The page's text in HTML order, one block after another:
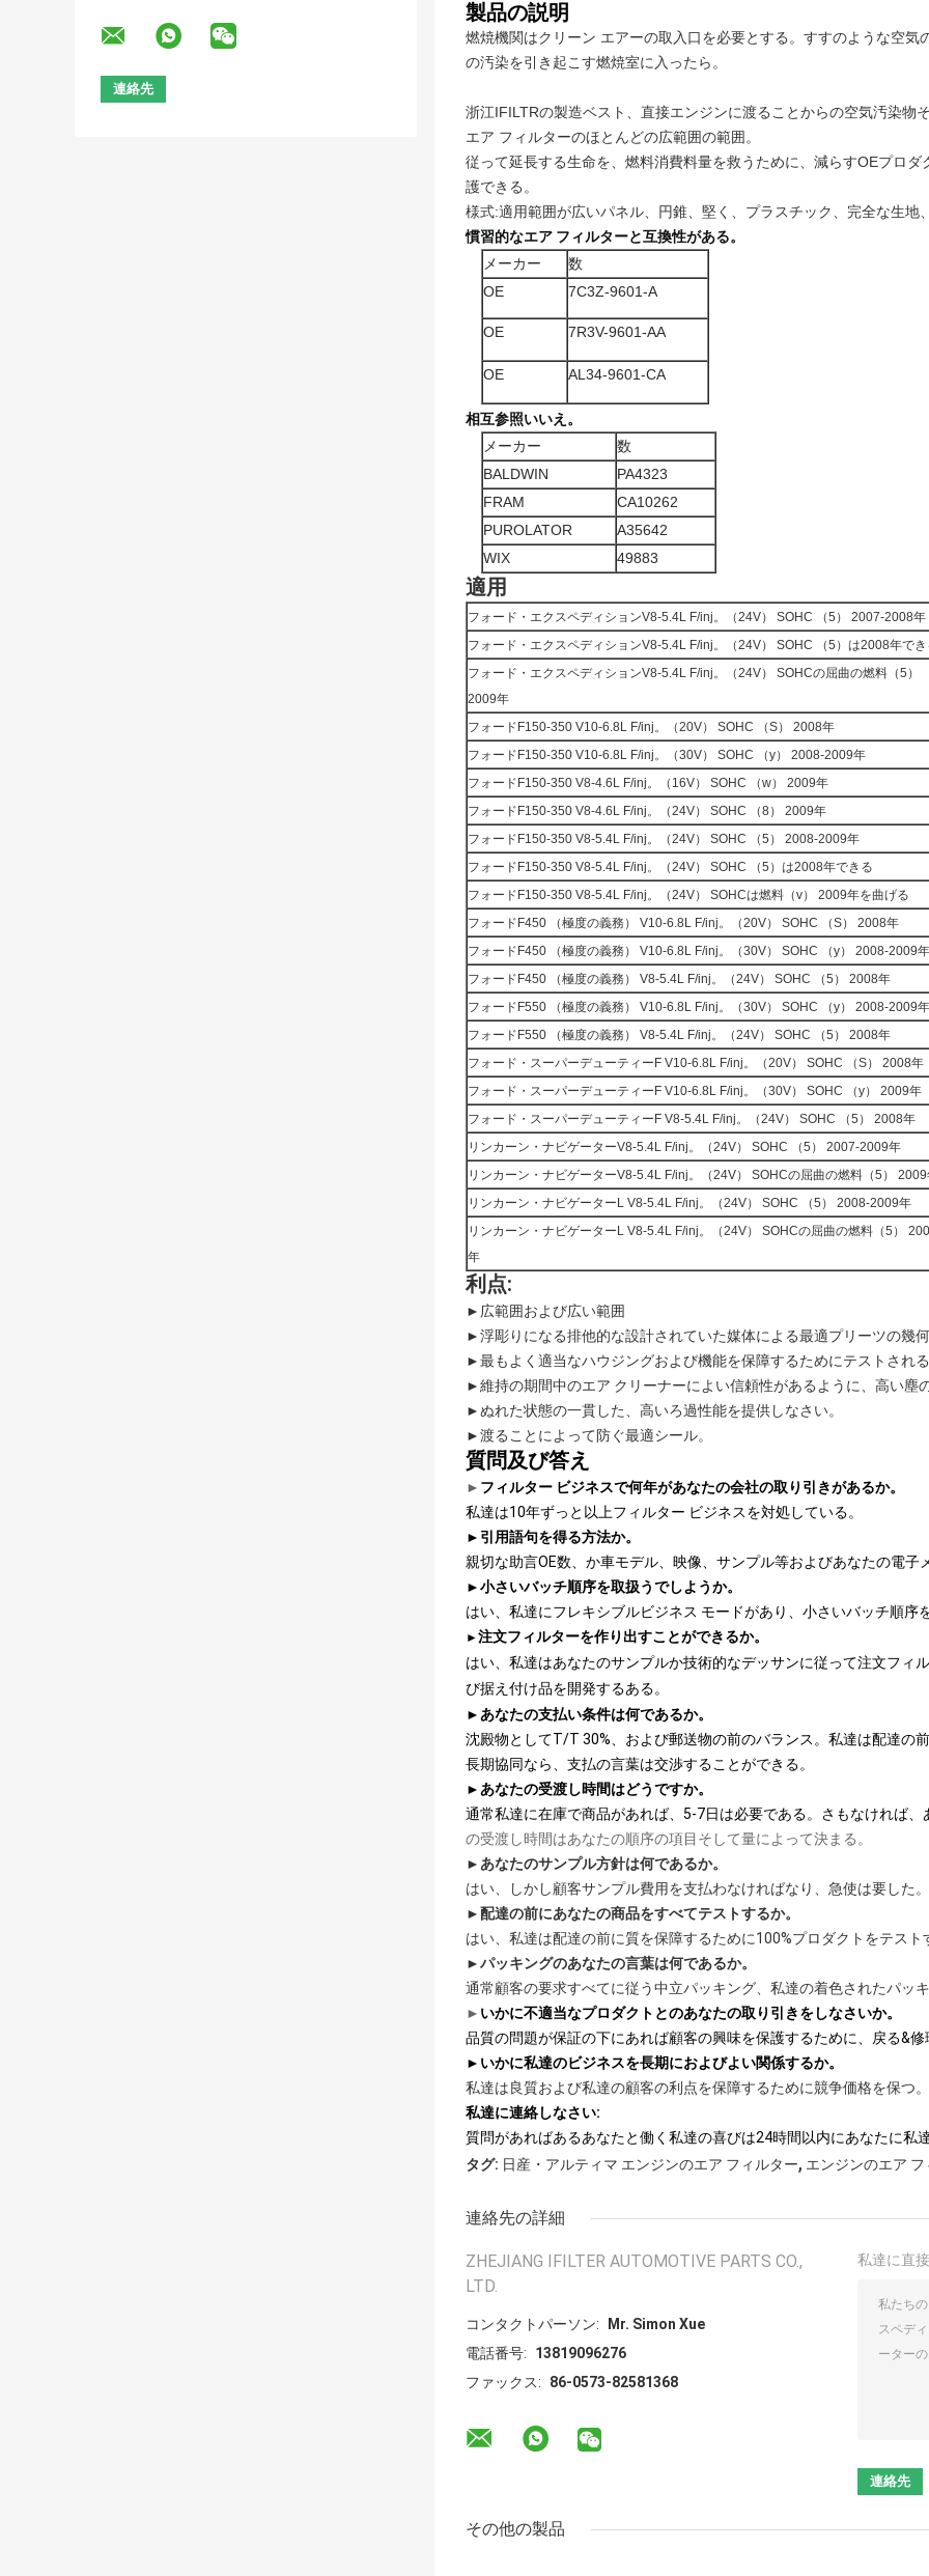
製品の説明
燃焼機関はクリーン エアーの取入口を必要とする。すすのような空
の汚染を引き起こす燃焼室に入ったら。
浙江IFILTRの製造ベスト、直接エンジンに渡ることからの空気汚染物
エア フィルターのほとんどの広範囲の範囲。
従って延長する生命を、燃料消費料量を救うために、減らすOEプロ
護できる。
様式:適用範囲が広いパネル、円錐、堅く、プラスチック、完全な生地
慣習的なエア フィルターと互換性がある。
メーカー
数
OE
7C3Z-9601-A
OE 7R3V-9601-AA
OE AL34-9601-CA
相互参照いいえ。
メーカー
数
BALDWIN
PA4323
FRAM
CA10262
PUROLATOR
A35642
WIX
49883
適用
フォード・エクスペディションV8-5.4L F/inj。（24V） SOHC （5） 2007-2008年
フォード・エクスペディションV8-5.4L F/inj。（24V） SOHC （5）は2008年で
フォード・エクスペディションV8-5.4L F/inj。（24V） SOHCの屈曲の燃料（5）
2009年
フォードF150-350 V10-6.8L F/inj。（20V） SOHC （S） 2008年
フォードF150-350 V10-6.8L F/inj。（30V） SOHC （y） 2008-2009年
フォードF150-350 V8-4.6L F/inj。（16V） SOHC （w） 2009年
フォードF150-350 V8-4.6L F/inj。（24V） SOHC （8） 2009年
フォードF150-350 V8-5.4L F/inj。（24V） SOHC （5） 2008-2009年
フォードF150-350 V8-5.4L F/inj。（24V） SOHC （5）は2008年できる
フォードF150-350 V8-5.4L F/inj。（24V） SOHCは燃料（v） 2009年を曲げる
フォードF450 （極度の義務） V10-6.8L F/inj。（20V） SOHC （S） 2008年
フォードF450 （極度の義務） V10-6.8L F/inj。（30V） SOHC （y） 2008-2009年
フォードF450 （極度の義務） V8-5.4L F/inj。（24V） SOHC （5） 2008年
フォードF550 （極度の義務） V10-6.8L F/inj。（30V） SOHC （y） 2008-2009年
フォードF550 （極度の義務） V8-5.4L F/inj。（24V） SOHC （5） 2008年
フォード・スーパーデューティーF V10-6.8L F/inj。（20V） SOHC （S） 2008年
フォード・スーパーデューティーF V10-6.8L F/inj。（30V） SOHC （y） 2009年
フォード・スーパーデューティーF V8-5.4L F/inj。（24V） SOHC （5） 2008年
リンカーン・ナビゲーターV8-5.4L F/inj。（24V） SOHC （5） 2007-2009年
リンカーン・ナビゲーターV8-5.4L F/inj。（24V） SOHCの屈曲の燃料（5）
リンカーン・ナビゲーターL V8-5.4L F/inj。（24V） SOHC （5） 2008-2009年
リンカーン・ナビゲーターL V8-5.4L F/inj。（24V） SOHCの屈曲の燃料（5）
年
利点:
► 広範囲および広い範囲
►浮彫りになる排他的な設計されていた媒体による最適プリーツの幾
►最もよく適当なハウジングおよび機能を保障するためにテストされ
►維持の期間中のエア クリーナーによい信頼性があるように、高い塵
►ぬれた状態の一貫した、高いろ過性能を提供しなさい。
►渡ることによって防ぐ最適シール。
質問及び答え
► フィルター ビジネスで何年があなたの会社の取り引きがあるか。
私達は10年ずっと以上フィルター ビジネスを対処している。
► 引用語句を得る方法か。
親切な助言OE数、か車モデル、映像、サンプル等およびあなたの電子
►小さいバッチ順序を取扱うでしようか。
はい、私達にフレキシブルビジネス モードがあり、小さいバッチ順序
►注文フィルターを作り出すことができるか。
はい、私達はあなたのサンプルか技術的なデッサンに従って注文フィ
び据え付け品を開発するある。
►あなたの支払い条件は何であるか。
沈殿物としてT/T 30%、および郵送物の前のバランス。私達は配達の
長期協同なら、支払の言葉は交渉することができる。
►あなたの受渡し時間はどうですか。
通常私達に在庫で商品があれば、5-7日は必要である。さもなければ
の受渡し時間はあなたの順序の項目そして量によって決まる。
►あなたのサンプル方針は何であるか。
はい、しかし顧客サンプル費用を支払わなければなり、急使は要した。
►配達の前にあなたの商品をすべてテストするか。
はい、私達は配達の前に質を保障するために100%プロダクトをテスト
►パッキングのあなたの言葉は何であるか。
通常顧客の要求すべてに従う中立パッキング、私達の着色されたパッ
► いかに不適当なプロダクトとのあなたの取り引きをしなさいか。
品質の問題が保証の下にあれば顧客の興味を保護するために、戻る&
► いかに私達のビジネスを長期におよびよい関係するか。
私達は良質および私達の顧客の利点を保障するために競争価格を保つ。
私達に連絡しなさい:
質問があればあるあなたと働く私達の喜びは24時間以内にあなたに私
タグ: 日産・アルティマ エンジンのエア フィルター, エンジンのエア
連絡先の詳細
ZHEJIANG IFILTER AUTOMOTIVE PARTS CO.,
LTD.
コンタクトパーソン:
Mr. Simon Xue
電話番号:
13819096276
ファックス:
86-0573-82581368
私達に直
その他の製品